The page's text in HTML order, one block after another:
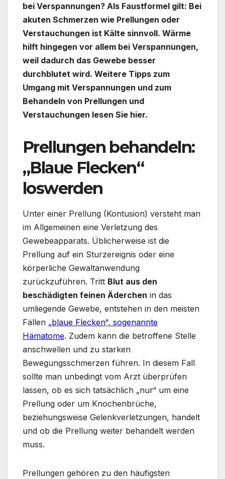
bei Verspannungen? Als Faustformel gilt: Bei
akuten Schmerzen wie Prellungen oder
Verstauchungen ist Kälte sinnvoll. Wärme
hilft hingegen vor allem bei Verspannungen,
weil dadurch das Gewebe besser
durchblutet wird. Weitere Tipps zum
Umgang mit Verspannungen und zum
Behandeln von Prellungen und
Verstauchungen lesen Sie hier.
Prellungen behandeln:
„Blaue Flecken“
loswerden
Unter einer Prellung (Kontusion) versteht man
im Allgemeinen eine Verletzung des
Gewebeapparats. Üblicherweise ist die
Prellung auf ein Sturzereignis oder eine
körperliche Gewaltanwendung
zurückzuführen. Tritt Blut aus den
beschädigten feinen Äderchen in das
umliegende Gewebe, entstehen in den meisten
Fällen „blaue Flecken“, sogenannte
Hämatome. Zudem kann die betroffene Stelle
anschwellen und zu starken
Bewegungsschmerzen führen. In diesem Fall
sollte man unbedingt vom Arzt überprüfen
lassen, ob es sich tatsächlich „nur“ um eine
Prellung oder um Knochenbrüche,
beziehungsweise Gelenkverletzungen, handelt
und ob die Prellung weiter behandelt werden
muss.
Prellungen gehören zu den häufigsten